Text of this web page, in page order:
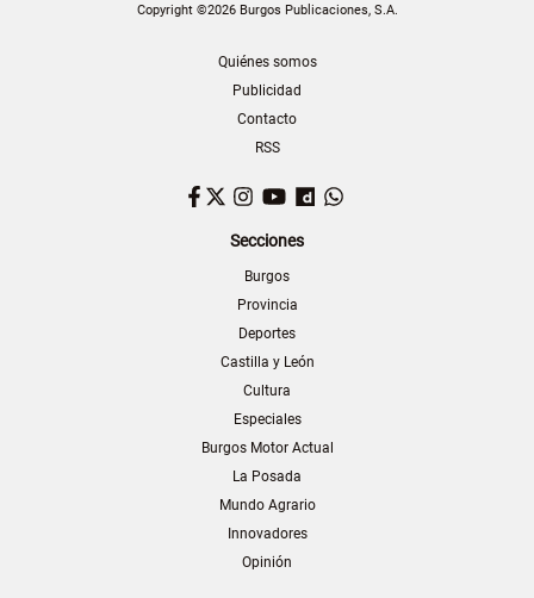
Copyright ©2026 Burgos Publicaciones, S.A.
Quiénes somos
Publicidad
Contacto
RSS
Facebook
TwitterInstagram
YouTubeDailymotion
Secciones
Burgos
Provincia
Deportes
Castilla y León
Cultura
Especiales
Burgos Motor Actual
La Posada
Mundo Agrario
Innovadores
Opinión